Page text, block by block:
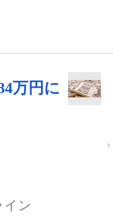
万円に
イン